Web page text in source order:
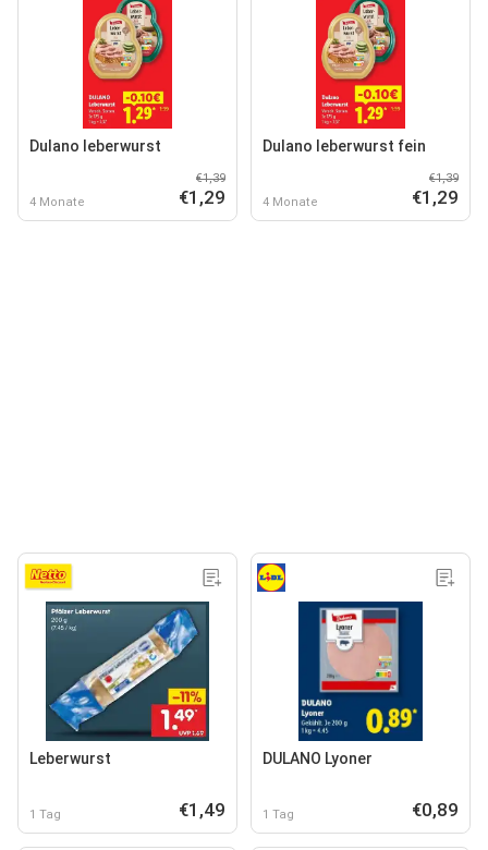
Dulano leberwurst
4 Monate
€1,39
€1,29
Dulano leberwurst fein
4 Monate
€1,39
€1,29
Leberwurst
1 Tag €1,49
DULANO Lyoner
1 Tag €0,89